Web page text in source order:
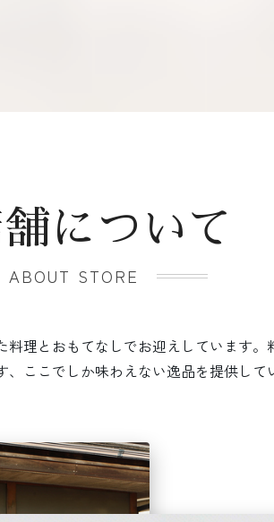
について
ABOUT STORE
料理とおもてなしでお迎えしています。
、ここでしか味わえない逸品を提供して